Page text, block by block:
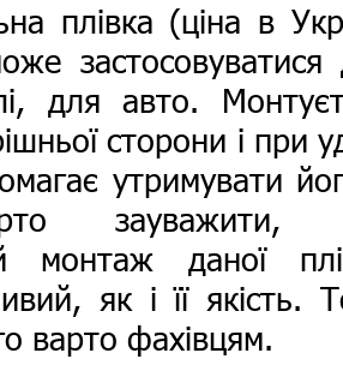
плівка (ціна в
застосовуватися
для авто.
сторони і при
утримувати
зауважити,
монтаж даної
як і її якість.
варто фахівцям.